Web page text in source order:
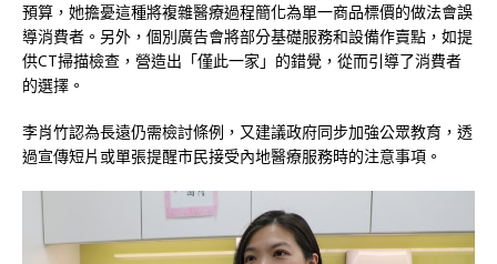
預算，她擔憂這種將複雜醫療過程簡化為單一商品標價的做法會誤
導消費者。另外，個別廣告會將部分基礎服務和設備作賣點，如提
供CT掃描檢查，營造出「僅此一家」的錯覺，從而引導了消費者
的選擇。
李肖竹認為長遠仍需檢討條例，又建議政府同步加強公眾教育，透
過宣傳短片或單張提醒市民接受內地醫療服務時的注意事項。